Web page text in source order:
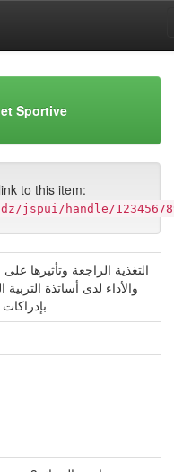
Sportive
to this item:
jspui/handle/
التغذية الراجعة وتأثيرها
والأداء لدى أساتذة التربية